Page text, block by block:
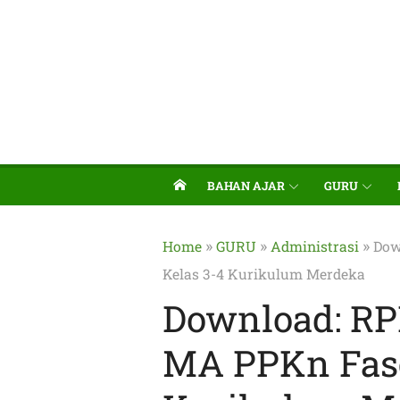
BAHAN AJAR GURU
Home »GURU » Administrasi »
Kelas 3-4 Kurikulum Merdeka
Download:
MA PPKn